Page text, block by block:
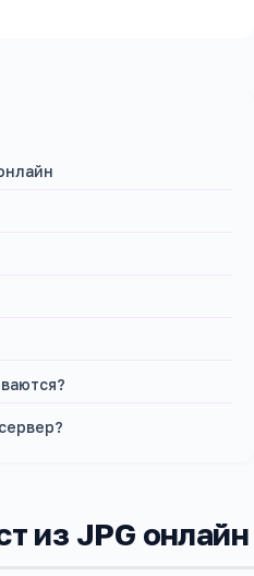
из JPG онлайн